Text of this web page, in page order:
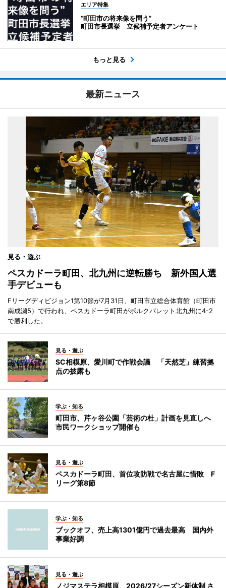
エリア特集
“町田市の将来像を問う”
町田市長選挙 立候補予定者アンケート
もっと見る
最新ニュース
見る・遊ぶ
ペスカドーラ町田、北九州に逆転勝ち 新外国人選
手デビューも
Fリーグディビジョン1第10節が7月31日、町田市立総合体育館（町田市
南成瀬5）で行われ、ペスカドーラ町田がボルクバレット北九州に4-2
で勝利した。
見る・遊ぶ
SC相模原、愛川町で作戦会議 「天然芝」練習拠
点の披露も
学ぶ・知る
町田市、芹ヶ谷公園「芸術の杜」計画を見直しへ
市民ワークショップ開催も
見る・遊ぶ
ペスカドーラ町田、首位攻防戦で名古屋に惜敗 F
リーグ第8節
学ぶ・知る
ブックオフ、売上高1301億円で過去最高 国内外
事業好調
見る・遊ぶ
ノジマステラ相模原、2026/27シーズン新体制 さ